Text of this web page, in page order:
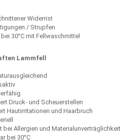
Widerrist
/ Strupfen
30°C mit Fellwaschmittel
Lammfell
Druck- und Scheuerstellen
Hautirritationen und Haarbruch
bei Allergien und
bei 30°C